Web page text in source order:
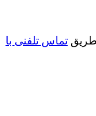
طریق تماس تلفنی با